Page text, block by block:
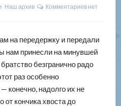
Наш архив Комментариев нет
на передержку и передали
нам принесли на минувшей
безгранично радо
раз особенно
конечно, надолго их не
от кончика хвоста до